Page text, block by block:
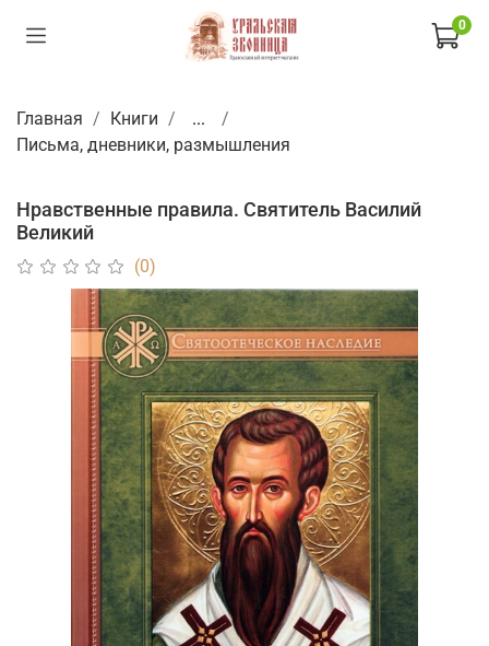
0
Главная Книги
...
Письма, дневники, размышления
Нравственные правила. Святитель Василий
Великий
(0)